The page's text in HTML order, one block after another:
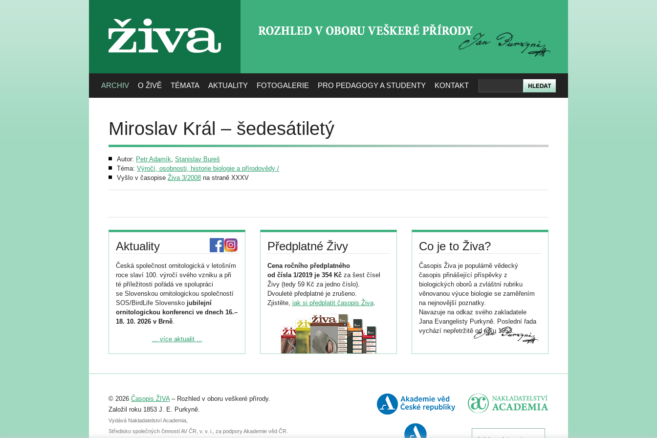
živa
ARCHIV O ŽIVĚ TÉMATA AKTUALITY FOTOGALERIE PRO PEDAGOGY A STUDENTY KONTAKT
Miroslav Král – šedesátiletý
Autor: Petr Adamík, Stanislav Bureš
Téma: Výročí, osobnosti, historie biologie a přírodovědy /
Vyšlo v časopise Živa 3/2008 na straně XXXV
Aktuality
Česká společnost ornitologická v letošním
roce slaví 100. výročí svého vzniku a při
té příležitosti pořádá ve spolupráci
se Slovenskou ornitologickou společností
SOS/BirdLife Slovensko jubilejní
ornitologickou konferenci ve dnech 16.–
18. 10. 2026 v Brně.
Podrobnější informace ke konferenci
Registrovat se můžete do 6. září.
abstraktu přihlášené přednášky nebo
posteru je už 30. června.
... více aktualit ...
Předplatné Živy
Cena ročního předplatného
od čísla 1/2019 je 354 Kč za šest čísel
Živy (tedy 59 Kč za jedno číslo).
Dvouleté předplatné je zrušeno.
Zjistěte, jak si předplatit časopis Živa.
Co je to Živa?
Časopis Živa je populárně vědecký
časopis přinášející příspěvky z
biologických oborů a zvláštní rubriku
věnovanou výuce biologie se zaměřením
na nejnovější poznatky.
Navazuje na odkaz svého zakladatele
Jana Evangelisty Purkyně. Poslední řada
vychází nepřetržitě od roku 1953.
© 2026 Časopis ŽIVA– Rozhled v oboru veškeré přírody.
Založil roku 1853 J. E. Purkyně.
Vydává Nakladatelství Academia,
Středisko společných činností AV ČR, v. v. i., za podpory Akademie věd ČR.